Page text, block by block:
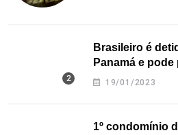
Brasileiro é
Panamá e
nos EUA
19/01/2023
1º condomínio